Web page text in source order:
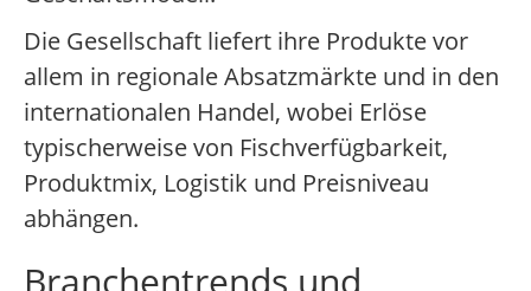
Die Gesellschaft liefert ihre Produkte vor
allem in regionale Absatzmärkte und in den
internationalen Handel, wobei Erlöse
typischerweise von Fischverfügbarkeit,
Produktmix, Logistik und Preisniveau
abhängen.
Branchentrends und